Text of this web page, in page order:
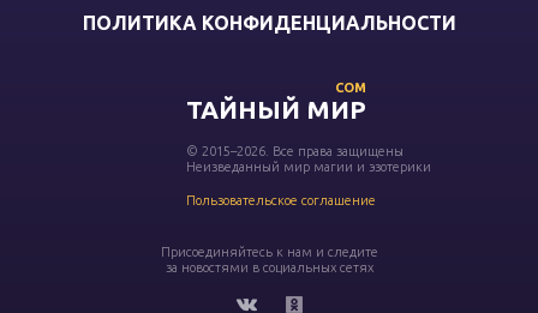
ПОЛИТИКА КОНФИДЕНЦИАЛЬНОСТИ
ТАЙНЫЙ МИР
COM
© 2015–2026. Все права защищены
Неизведанный мир магии и эзотерики
Пользовательское соглашение
Присоединяйтесь к нам и следите
за новостями в социальных сетях